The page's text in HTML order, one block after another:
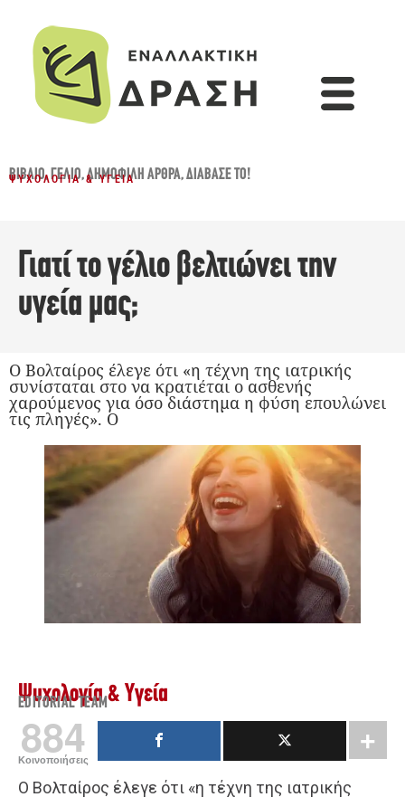
ΒΙΒΛΊΟ,ΓΈΛΙΟ,ΔΗΜΟΦΙΛΉ ΆΡΘΡΑ,ΔΙΆΒΑΣΈ ΤΟ!
ΨΥΧΟΛΟΓΊΑ & ΥΓΕΊΑ
Γιατί το γέλιο βελτιώνει την
υγεία μας;
Ο Βολταίρος έλεγε ότι «η τέχνη της ιατρικής
συνίσταται στο να κρατιέται ο ασθενής
χαρούμενος για όσο διάστημα η φύση επουλώνει
τις πληγές». Ο
Ψυχολογία & Υγεία
EDITORIAL TEAM
884
Κοινοποιήσεις
Ο Βολταίρος έλεγε ότι «η τέχνη της ιατρικής